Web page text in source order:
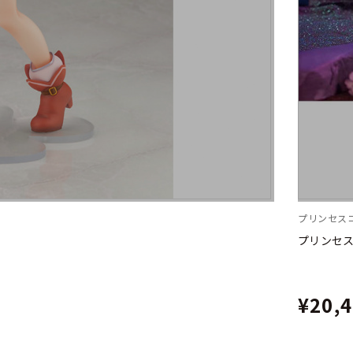
プリンセス
プリンセ